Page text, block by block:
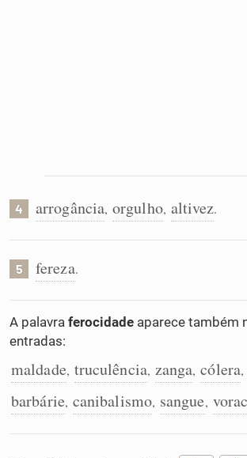
4 arrogância, orgulho, altivez.
5 fereza.
A palavra ferocidade aparece também
entradas:
maldade, truculência, zanga, cólera,
barbárie, canibalismo, sangue,